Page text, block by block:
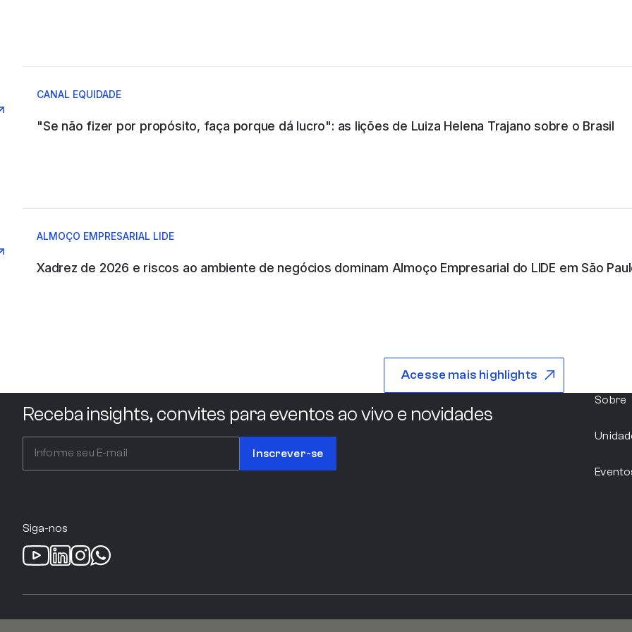
ABIA São Paulo
ACCENTURE Pernambuco
ACCOR HOTELS Argentina
ACR MALHAS E TECIDOS
CANAL EQUIDADE
"Se não fizer por propósito, faça porque dá lucro": as lições de Luiza Helena Trajano sobre o Brasil
ALMOÇO EMPRESARIAL LIDE
Xadrez de 2026 e riscos ao ambiente de negócios dominam Almoço Empresarial do LIDE em São
Acesse mais highlights
Receba insights, convites para eventos ao vivo e novidades
Inscrever-se
Sobre
Siga-nos